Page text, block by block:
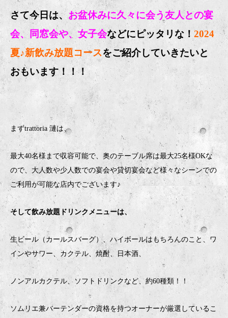
さて今日は、お盆休みに久々に会う友人との宴
会、同窓会や、女子会などにピッタリな！ 2024
夏♪新飲み放題コースをご紹介していきたいと
おもいます！！！
まずtrattoria 漣は、
最大40名様まで収容可能で、奥のテーブル席は最大25名様OKな
ので、大人数や少人数での宴会や貸切宴会など様々なシーンでの
ご利用が可能な店内でございます♪
そして飲み放題ドリンクメニューは、
生ビール（カールスバーグ）、ハイボールはもちろんのこと、ワ
インやサワー、カクテル、焼酎、日本酒、
ノンアルカクテル、ソフトドリンクなど、約60種類！！
ソムリエ兼バーテンダーの資格を持つオーナーが厳選しているこ